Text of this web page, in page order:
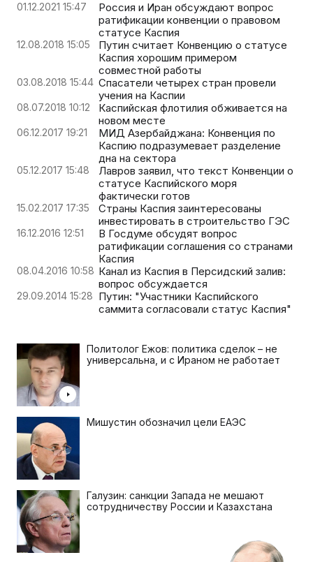
01.12.2021 15:47
Россия и Иран обсуждают вопрос
ратификации конвенции о правовом
статусе Каспия
12.08.2018 15:05
Путин считает Конвенцию о статусе
Каспия хорошим примером
совместной работы
03.08.2018 15:44 Спасатели четырех стран провели
учения на Каспии
08.07.2018 10:12
Каспийская флотилия обживается на
новом месте
06.12.2017 19:21
МИД Азербайджана: Конвенция по
Каспию подразумевает разделение
дна на сектора
05.12.2017 15:48
Лавров заявил, что текст Конвенции о
статусе Каспийского моря
фактически готов
15.02.2017 17:35
Страны Каспия заинтересованы
инвестировать в строительство ГЭС
16.12.2016 12:51
В Госдуме обсудят вопрос
ратификации соглашения со странами
Каспия
08.04.2016 10:58 Канал из Каспия в Персидский залив:
вопрос обсуждается
29.09.2014 15:28 Путин: "Участники Каспийского
саммита согласовали статус Каспия"
Политолог Ежов: политика сделок – не
универсальна, и с Ираном не работает
Мишустин обозначил цели ЕАЭС
Галузин: санкции Запада не мешают
сотрудничеству России и Казахстана